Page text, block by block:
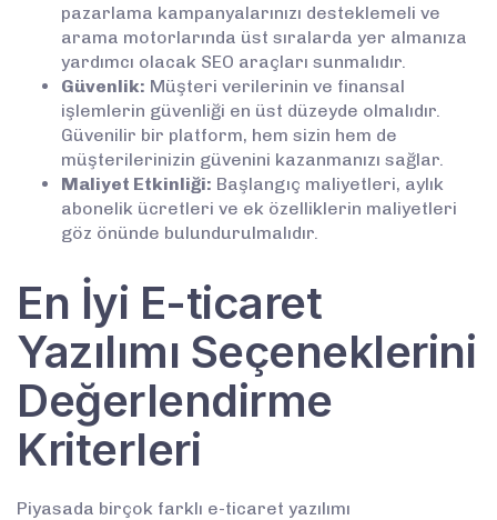
pazarlama kampanyalarınızı desteklemeli ve
arama motorlarında üst sıralarda yer almanıza
yardımcı olacak SEO araçları sunmalıdır.
Güvenlik: Müşteri verilerinin ve finansal
işlemlerin güvenliği en üst düzeyde olmalıdır.
Güvenilir bir platform, hem sizin hem de
müşterilerinizin güvenini kazanmanızı sağlar.
Maliyet Etkinliği: Başlangıç maliyetleri, aylık
abonelik ücretleri ve ek özelliklerin maliyetleri
göz önünde bulundurulmalıdır.
En İyi E-ticaret
Yazılımı Seçeneklerini
Değerlendirme
Kriterleri
Piyasada birçok farklı e-ticaret yazılımı